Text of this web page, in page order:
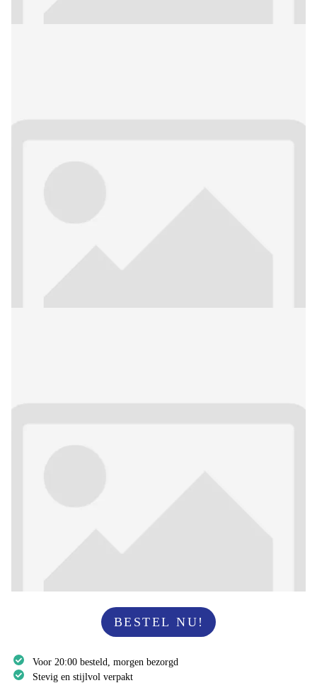
BESTEL NU!
Voor 20:00 besteld, morgen bezorgd
Stevig en stijlvol verpakt